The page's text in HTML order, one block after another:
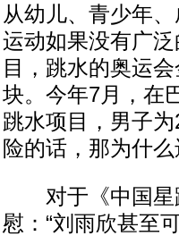
从幼儿、青少年
运动如果没有广
目，跳水的奥运
块。今年7月，在
跳水项目，男子
险的话，那为什
对于《中国星
慰：“刘雨欣甚至